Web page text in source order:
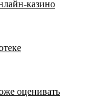
казино
оценивать